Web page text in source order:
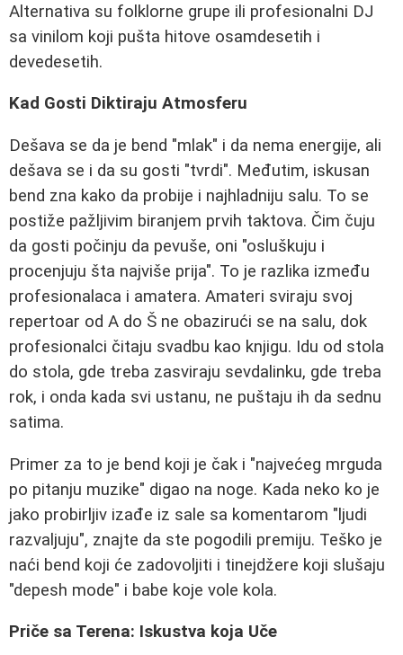
Alternativa su folklorne grupe ili profesionalni DJ
sa vinilom koji pušta hitove osamdesetih i
devedesetih.
Kad Gosti Diktiraju Atmosferu
Dešava se da je bend "mlak" i da nema energije, ali
dešava se i da su gosti "tvrdi". Međutim, iskusan
bend zna kako da probije i najhladniju salu. To se
postiže pažljivim biranjem prvih taktova. Čim čuju
da gosti počinju da pevuše, oni "osluškuju i
procenjuju šta najviše prija". To je razlika između
profesionalaca i amatera. Amateri sviraju svoj
repertoar od A do Š ne obazirući se na salu, dok
profesionalci čitaju svadbu kao knjigu. Idu od stola
do stola, gde treba zasviraju sevdalinku, gde treba
rok, i onda kada svi ustanu, ne puštaju ih da sednu
satima.
Primer za to je bend koji je čak i "najvećeg mrguda
po pitanju muzike" digao na noge. Kada neko ko je
jako probirljiv izađe iz sale sa komentarom "ljudi
razvaljuju", znajte da ste pogodili premiju. Teško je
naći bend koji će zadovoljiti i tinejdžere koji slušaju
"depesh mode" i babe koje vole kola.
Priče sa Terena: Iskustva koja Uče